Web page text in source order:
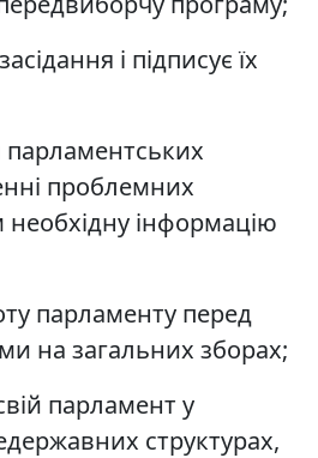
і підписує їх
проблемних
необхідну інформацію
парламенту перед
на загальних зборах;
парламент у
структурах,